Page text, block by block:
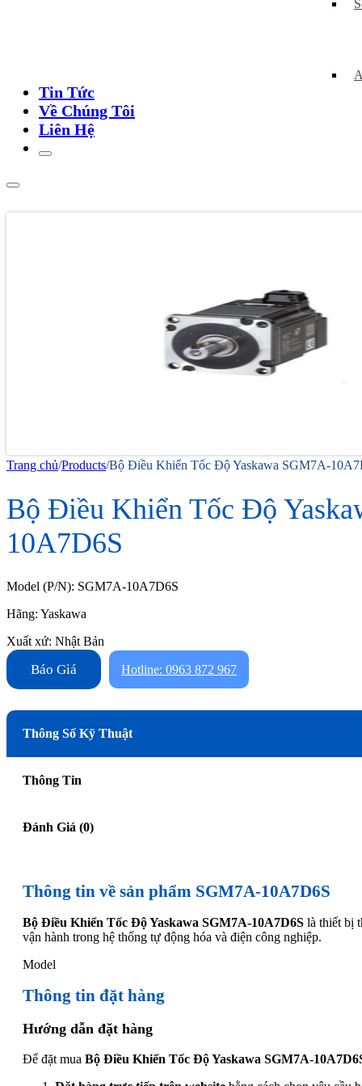
Tin Tức
Về Chúng Tôi
Liên Hệ
Trang chủ/Products/Bộ Điều Khiển Tốc Độ Yaskawa SGM7A-
Bộ Điều Khiển Tốc Độ
10A7D6S
Model (P/N): SGM7A-10A7D6S
Hãng: Yaskawa
Xuất xứ: Nhật Bản
Báo Giá Hotline: 0963 872 967
Thông Số Kỹ Thuật
Thông Tin
Đánh Giá (0)
Thông tin về sản phẩm SGM7A-10A7D6S
Bộ Điều Khiển Tốc Độ Yaskawa SGM7A-10A7D6S là thiết bị
vận hành trong hệ thống tự động hóa và điện công nghiệp.
Model
Thông tin đặt hàng
Hướng dẫn đặt hàng
Để đặt mua Bộ Điều Khiển Tốc Độ Yaskawa SGM7A-